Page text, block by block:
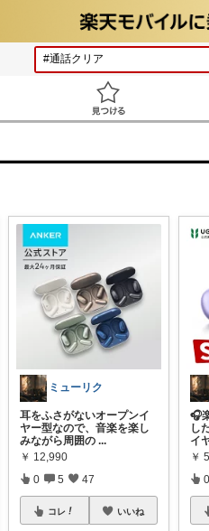
ミューリク
耳をふさがないオープンイ
ヤー型なので、音楽を楽し
みながら周囲の ...
￥ 12,990
0 5 47
コレ いいね
🎧
し
イ
￥
0